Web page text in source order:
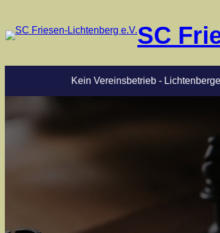
SC
Kein Vereinsbetrieb - Lichtenberger